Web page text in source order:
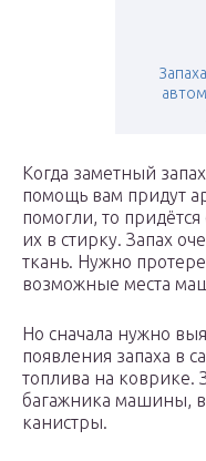
Когда заметный
помощь вам придут
помогли, то
их в стирку. Запах
ткань. Нужно
возможные места
Но сначала нужно
появления запаха в
топлива на коврике.
багажника машины,
канистры.